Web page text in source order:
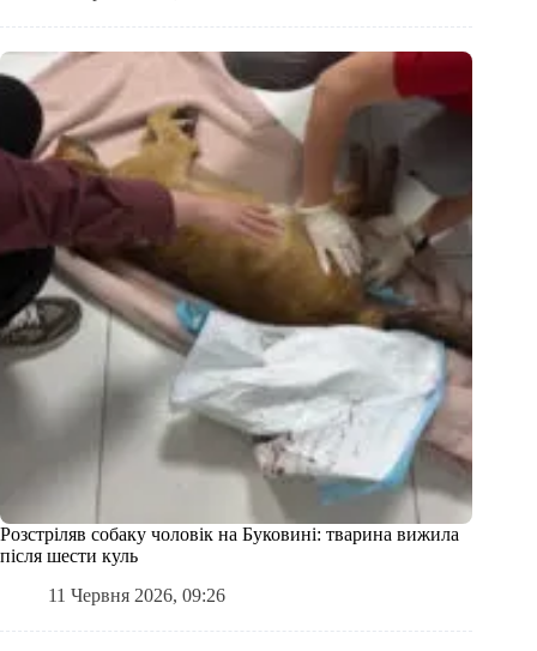
Розстріляв собаку чоловік на Буковині: тварина вижила
після шести куль
11 Червня 2026, 09:26